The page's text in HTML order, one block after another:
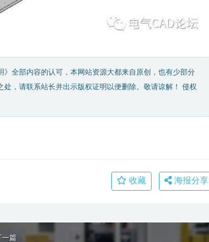
全部内容的认可，本网站资源大都来自原创，也有少部分
，请联系站长并出示版权证明以便删除。敬请谅解！ 侵权
收藏 海报分享
一篇